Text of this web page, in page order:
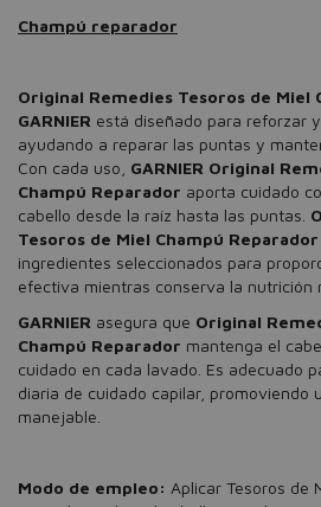
Champú reparador
Original Remedies Tesoros de Miel
GARNIER está diseñado para reforzar
ayudando a reparar las puntas y
Con cada uso, GARNIER Original
Champú Reparador aporta cuidado
cabello desde la raíz hasta las puntas.
Tesoros de Miel Champú Reparador
ingredientes seleccionados para
efectiva mientras conserva la nutrición
GARNIER asegura que Original
Champú Reparador mantenga el
cuidado en cada lavado. Es adecuado
diaria de cuidado capilar, promoviendo
manejable.
Modo de empleo: Aplicar Tesoros de